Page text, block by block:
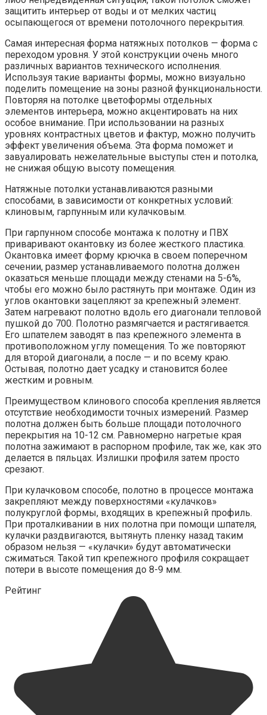
защитить интерьер от воды и от мелких частиц
осыпающегося от времени потолочного перекрытия.
Самая интересная форма натяжных потолков — форма с
переходом уровня. У этой конструкции очень много
различных вариантов технического исполнения.
Используя такие варианты формы, можно визуально
поделить помещение на зоны разной функциональности.
Повторяя на потолке цветоформы отдельных
элементов интерьера, можно акцентировать на них
особое внимание. При использовании на разных
уровнях контрастных цветов и фактур, можно получить
эффект увеличения объема. Эта форма поможет и
завуалировать нежелательные выступы стен и потолка,
не снижая общую высоту помещения.
Натяжные потолки устанавливаются разными
способами, в зависимости от конкретных условий:
клиновым, гарпунным или кулачковым.
При гарпунном способе монтажа к полотну и ПВХ
приваривают окантовку из более жесткого пластика.
Окантовка имеет форму крючка в своем поперечном
сечении, размер устанавливаемого полотна должен
оказаться меньше площади между стенами на 5-6%,
чтобы его можно было растянуть при монтаже. Один из
углов окантовки зацепляют за крепежный элемент.
Затем нагревают полотно вдоль его диагонали тепловой
пушкой до 700. Полотно размягчается и растягивается.
Его шпателем заводят в паз крепежного элемента в
противоположном углу помещения. То же повторяют
для второй диагонали, а после — и по всему краю.
Остывая, полотно дает усадку и становится более
жестким и ровным.
Преимуществом клинового способа крепления является
отсутствие необходимости точных измерений. Размер
полотна должен быть больше площади потолочного
перекрытия на 10-12 см. Равномерно нагретые края
полотна зажимают в распорном профиле, так же, как это
делается в пяльцах. Излишки профиля затем просто
срезают.
При кулачковом способе, полотно в процессе монтажа
закрепляют между поверхностями «кулачков»
полукруглой формы, входящих в крепежный профиль.
При проталкивании в них полотна при помощи шпателя,
кулачки раздвигаются, вытянуть пленку назад таким
образом нельзя — «кулачки» будут автоматически
сжиматься. Такой тип крепежного профиля сокращает
потери в высоте помещения до 8-9 мм.
Рейтинг